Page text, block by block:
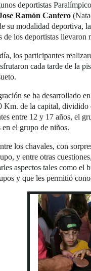
deportistas
Ramón Cantero
su modalidad deportiva,
los deportistas llevaron
los participantes
cada tarde de la
se ha desarrollado
de la capital,
entre 12 y 17 años, el
el grupo de niños.
los chavales, con
y entre otras
aspectos tales como
y que les permitió